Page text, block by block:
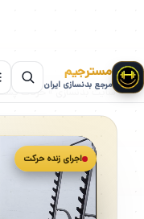
مسترجیم
مرجع بدنسازی ایران
سایت بدنسازی»حرکات
اجرای زنده حرکت